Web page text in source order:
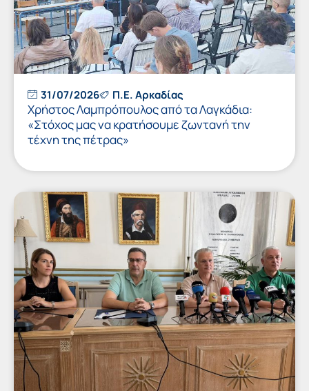
31/07/2026 Π.Ε. Αρκαδίας
Χρήστος Λαμπρόπουλος από τα Λαγκάδια:
«Στόχος μας να κρατήσουμε ζωντανή την
τέχνη της πέτρας»